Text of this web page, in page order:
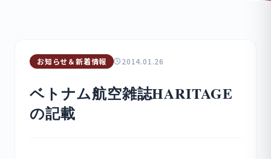
お知らせ＆新着情報 2014.01.26
ベトナム航空雑誌HARITAGE
の記載